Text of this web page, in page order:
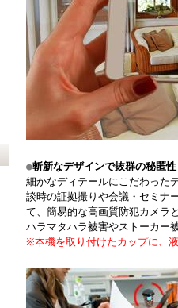
●斬新なデザインで抜群の秘匿性
細かなディテールにこだわった
談時の証拠撮りや会議・セミナ
て、簡易的な高画質防犯カメラ
ハラマタハラ被害やストーカー
※本機を取り付けたカップに、